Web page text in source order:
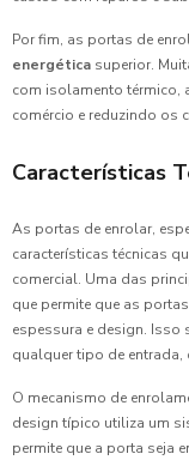
Por fim, as portas de
energética superior.
com isolamento térmico,
comércio e reduzindo os
Características
As portas de enrolar,
características técnicas
comercial. Uma das
que permite que as
espessura e design.
qualquer tipo de entrada,
O mecanismo de
design típico utiliza um
permite que a porta seja